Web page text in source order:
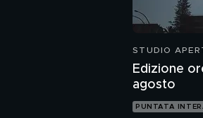
STUDIO
Edizione
agosto
PUNTATA